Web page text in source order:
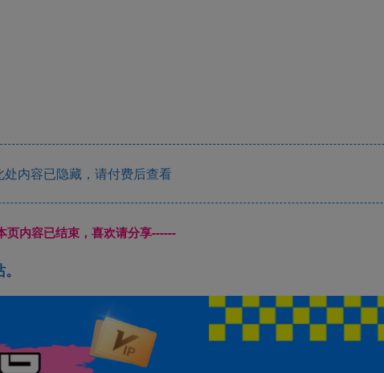
处内容已隐藏，请付费后查看
页内容已结束，喜欢请分享------